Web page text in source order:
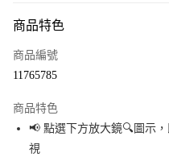
信用卡一次付款
街口支付
悠遊付
商品特色
商品編號
11765785
商品特色
📢 點選下方放大鏡🔍圖示
視